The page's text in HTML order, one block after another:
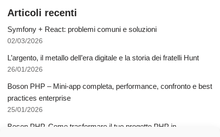
Articoli recenti
Symfony + React: problemi comuni e soluzioni
02/03/2026
L’argento, il metallo dell’era digitale e la storia dei fratelli Hunt
26/01/2026
Boson PHP – Mini-app completa, performance, confronto e best
practices enterprise
25/01/2026
Boson PHP. Come trasformare il tuo progetto PHP in